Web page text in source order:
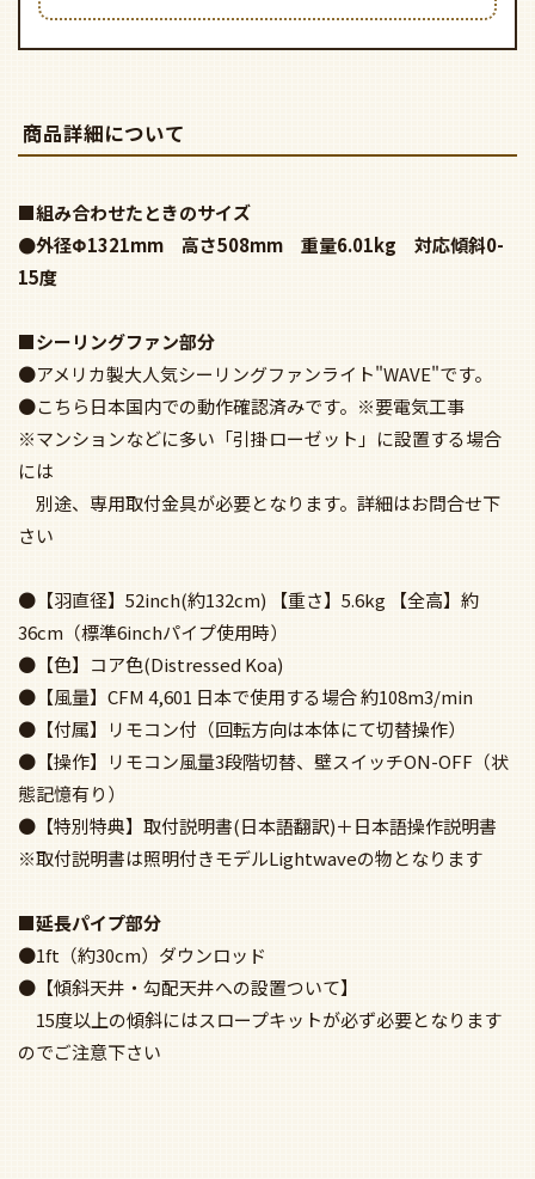
商品詳細について
■組み合わせたときのサイズ
●外径Φ1321mm 高さ508mm 重量6.01kg 対応傾斜0-
15度
■シーリングファン部分
●アメリカ製大人気シーリングファンライト"WAVE"です。
●こちら日本国内での動作確認済みです。※要電気工事
※マンションなどに多い「引掛ローゼット」に設置する場合
には
別途、専用取付金具が必要となります。詳細はお問合せ下
さい
●【羽直径】52inch(約132cm) 【重さ】5.6kg 【全高】約
36cm（標準6inchパイプ使用時）
●【色】コア色(Distressed Koa)
●【風量】CFM 4,601 日本で使用する場合 約108m3/min
●【付属】リモコン付（回転方向は本体にて切替操作）
●【操作】リモコン風量3段階切替、壁スイッチON-OFF（状
態記憶有り）
●【特別特典】取付説明書(日本語翻訳)＋日本語操作説明書
※取付説明書は照明付きモデルLightwaveの物となります
■延長パイプ部分
●1ft（約30cm）ダウンロッド
●【傾斜天井・勾配天井への設置ついて】
15度以上の傾斜にはスロープキットが必ず必要となります
のでご注意下さい